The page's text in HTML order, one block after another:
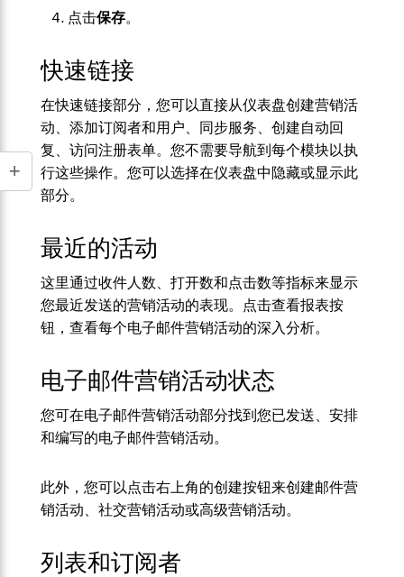
点击保存。
快速链接
在快速链接部分，您可以直接从仪表盘创建营销活
动、添加订阅者和用户、同步服务、创建自动回
复、访问注册表单。您不需要导航到每个模块以执
行这些操作。您可以选择在仪表盘中隐藏或显示此
部分。
最近的活动
这里通过收件人数、打开数和点击数等指标来显示
您最近发送的营销活动的表现。点击查看报表按
钮，查看每个电子邮件营销活动的深入分析。
电子邮件营销活动状态
您可在电子邮件营销活动部分找到您已发送、安排
和编写的电子邮件营销活动。
此外，您可以点击右上角的创建按钮来创建邮件营
销活动、社交营销活动或高级营销活动。
列表和订阅者